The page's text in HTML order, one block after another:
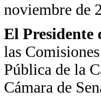
noviembre de
El
las
Pública de la
Cámara de